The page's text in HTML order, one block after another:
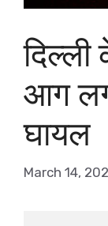
आग
घायल
March 14,